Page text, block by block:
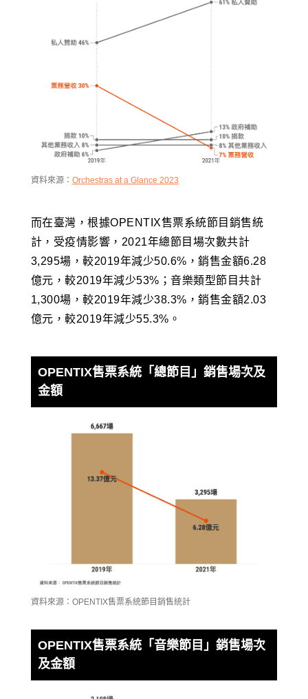
資料來源： Orchestras at a Glance 2023
而在臺灣，根據OPENTIX售票系統節目銷售統
計，受疫情影響，2021年總節目場次數共計
3,295場，較2019年減少50.6%，銷售金額6.28
億元，較2019年減少53%；音樂類型節目共計
1,300場，較2019年減少38.3%，銷售金額2.03
億元，較2019年減少55.3%。
OPENTIX售票系統「總節目」銷售場次及
金額
資料來源：OPENTIX售票系統節目銷售統計
OPENTIX售票系統「音樂節目」銷售場次
及金額